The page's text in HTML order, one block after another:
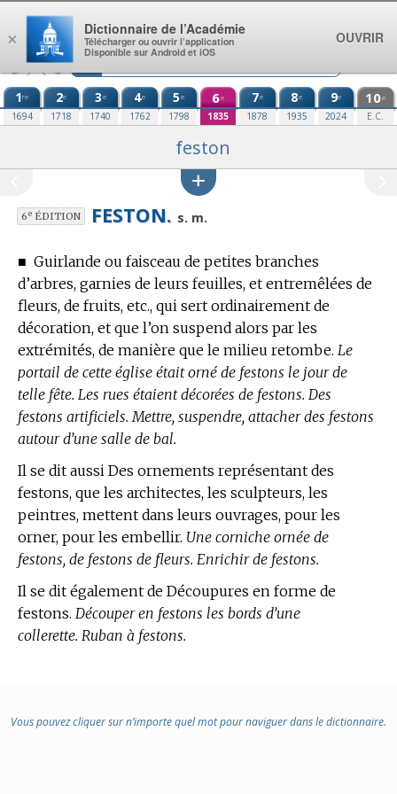
Aller au contenu
1re
1694
2e
1718
3e
1740
4e
1762
5e
1798
6e
1835
7e
1878
8e
1935
9e
2024
10e
E.C.
feston
6eÉDITION FESTON. s. m.
■ Guirlande ou faisceau de petites branches
d’arbres, garnies de leurs feuilles, et entremêlées de
fleurs, de fruits, etc., qui sert ordinairement de
décoration, et que l’on suspend alors par les
extrémités, de manière que le milieu retombe. Le
portail de cette église était orné de festons le jour de
telle fête. Les rues étaient décorées de festons. Des
festons artificiels. Mettre, suspendre, attacher des festons
autour d’une salle de bal.
Il se dit aussi Des ornements représentant des
festons, que les architectes, les sculpteurs, les
peintres, mettent dans leurs ouvrages, pour les
orner, pour les embellir. Une corniche ornée de
festons, de festons de fleurs. Enrichir de festons.
Il se dit également de Découpures en forme de
festons. Découper en festons les bords d’une
collerette. Ruban à festons.
Vous pouvez cliquer sur n’importe quel mot pour naviguer dans le dictionnaire.
×
Dictionnaire de l’Académie
Télécharger ou ouvrir l’application
Disponible sur Android et iOS
OUVRIR